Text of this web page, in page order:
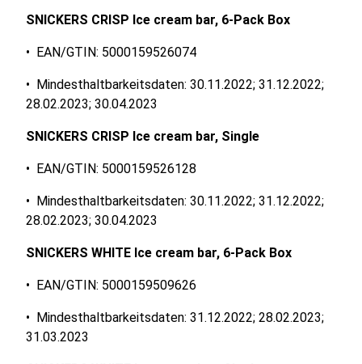
SNICKERS CRISP Ice cream bar, 6-Pack Box
• EAN/GTIN: 5000159526074
• Mindesthaltbarkeitsdaten: 30.11.2022; 31.12.2022;
28.02.2023; 30.04.2023
SNICKERS CRISP Ice cream bar, Single
• EAN/GTIN: 5000159526128
• Mindesthaltbarkeitsdaten: 30.11.2022; 31.12.2022;
28.02.2023; 30.04.2023
SNICKERS WHITE Ice cream bar, 6-Pack Box
• EAN/GTIN: 5000159509626
• Mindesthaltbarkeitsdaten: 31.12.2022; 28.02.2023;
31.03.2023